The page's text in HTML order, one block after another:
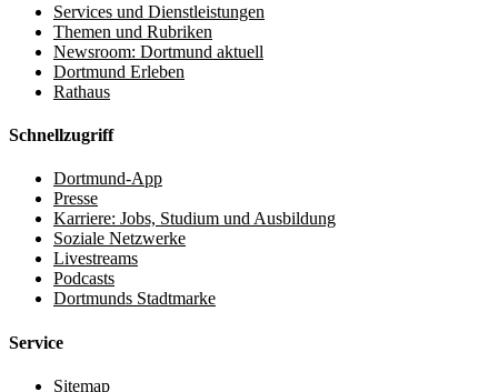
Services und Dienstleistungen
Themen und Rubriken
Newsroom: Dortmund aktuell
Dortmund Erleben
Rathaus
Schnellzugriff
Dortmund-App
Presse
Karriere: Jobs, Studium und Ausbildung
Soziale Netzwerke
Livestreams
Podcasts
Dortmunds Stadtmarke
Service
Sitemap